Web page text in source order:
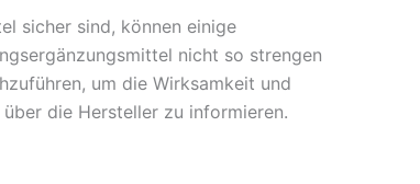
sicher sind, können einige
nicht so strengen
um die Wirksamkeit und
die Hersteller zu informieren.